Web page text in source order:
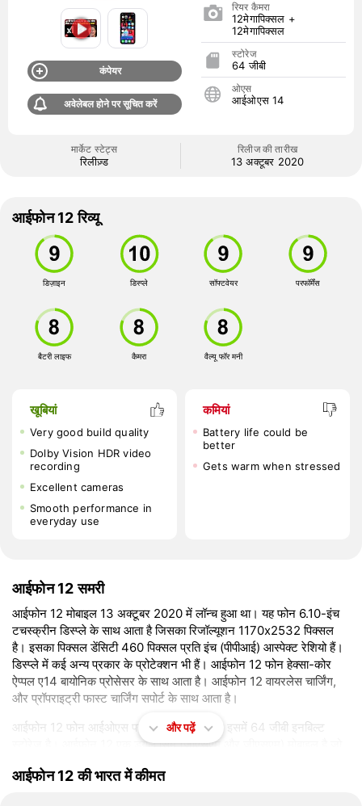
कंपेयर
अवेलेबल होने पर सूचित करें
रियर कैमरा
12मेगापिक्सल +
12मेगापिक्सल
स्टोरेज
64 जीबी
ओएस
आईओएस 14
मार्केट स्टेट्स
रिलीज़्ड
रिलीज की तारीख
13 अक्टूबर 2020
आईफोन 12 रिव्यू
डिज़ाइन डिस्प्ले सॉफ्टवेयर परफॉर्मेंस
बैटरी लाइफ कैमरा वैल्यू फॉर मनी
खूबियां
Very good build quality
Dolby Vision HDR video
recording
Excellent cameras
Smooth performance in
everyday use
कमियां
Battery life could be
better
Gets warm when stressed
आईफोन 12 समरी
आईफोन 12 मोबाइल 13 अक्टूबर 2020 में लॉन्च हुआ था। यह फोन 6.10-इंच
टचस्क्रीन डिस्प्ले के साथ आता है जिसका रिजॉल्यूशन 1170x2532 पिक्सल
है। इसका पिक्सल डेंसिटी 460 पिक्सल प्रति इंच (पीपीआई) आस्पेक्ट रेशियो हैं।
डिस्प्ले में कई अन्य प्रकार के प्रोटेक्शन भी हैं। आईफोन 12 फोन हेक्सा-कोर
ऐप्पल ए14 बायोनिक प्रोसेसर के साथ आता है। आईफोन 12 वायरलेस चार्जिंग,
और प्रॉपराइट्री फास्ट चार्जिंग सपोर्ट के साथ आता है।
आईफोन 12 फोन आईओएस पर ऑपरेट होता है और इसमें 64 जीबी इनबिल्ट
स्टोरेज है। आईफोन 12 एक ड्यूल सिम (जीएसएम और जीएसएम) मोबाइल है जो
x 71.50 x 7.40mm (height x width x thickness) और वजन
और पढ़ें
आईफोन 12 की भारत में कीमत